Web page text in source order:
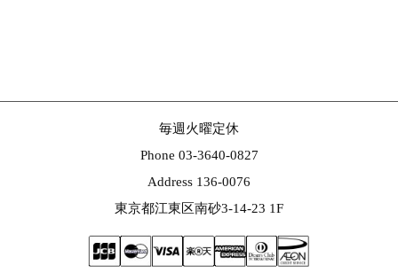
毎週火曜定休
Phone 03-3640-0827
Address 136-0076
東京都江東区南砂3-14-23 1F